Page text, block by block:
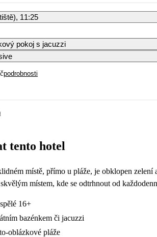
11:25
pokoj s jacuzzi
podrobnosti
tento hotel
místě, přímo u pláže, je obklopen
místem, kde se odtrhnout od
16+
bazénkem či jacuzzi
oblázkové pláže